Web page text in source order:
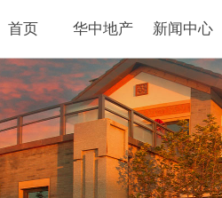
首页 华中地产 新闻中心